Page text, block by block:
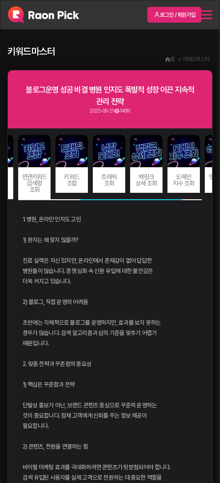
로그인 / 회원가입
키워드마스터
홈 키워드마스터
블로그운영 성공 비결 병원 인지도 폭발적 성장 이끈 지속적
관리 전략
2025-08-21 148회
연관키워드
검색량
조회
키워드
조합
트래픽
조회
백링크
상세 조회
도메인
지수 조회
앵
1. 병원, 온라인 인지도 고민
1) 환자는 왜 찾지 않을까?
진료 실력은 자신 있지만, 온라인에서 존재감이 없어 답답한
병원들이 많습니다. 경쟁 심화 속 신환 유입에 대한 불안감은
더욱 커지고 있습니다.
2) 블로그, 직접 운영의 어려움
초반에는 자체적으로 블로그를 운영하지만, 효과를 보지 못하는
경우가 많습니다. 검색 알고리즘과 심의 기준을 맞추기 어렵기
때문입니다.
2. 맞춤 전략과 꾸준함의 중요성
1) 핵심은 꾸준함과 전략
단발성 홍보가 아닌, 브랜드 콘텐츠 중심으로 꾸준히 운영하는
것이 중요합니다. 잠재 고객에게 신뢰를 주는 정보 제공이
필요합니다.
2) 콘텐츠, 전환을 연결하는 힘
바이럴 마케팅 효과를 극대화하려면 콘텐츠가 뒷받침되어야 합니다.
검색 유입된 사용자를 실제 고객으로 전환하는 데 중요한 역할을